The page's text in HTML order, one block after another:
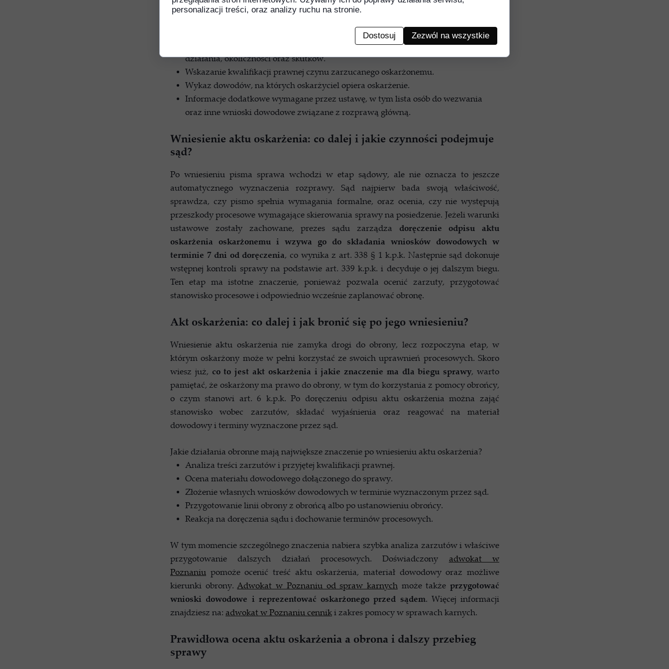
Jakie elementy powinny znaleźć się w takim piśmie?
Dane oskarżonego pozwalające na jego identyfikację.
Dokładny opis zarzucanego czynu ze wskazaniem czasu, miejsca, sposobu
działania, okoliczności oraz skutków.
Wskazanie kwalifikacji prawnej czynu zarzucanego oskarżonemu.
Wykaz dowodów, na których oskarżyciel opiera oskarżenie.
Informacje dodatkowe wymagane przez ustawę, w tym lista osób do wezwania
oraz inne wnioski dowodowe związane z rozprawą główną.
Wniesienie aktu oskarżenia: co dalej i jakie czynności podejmuje
sąd?
Po wniesieniu pisma sprawa wchodzi w etap sądowy, ale nie oznacza to jeszcze
automatycznego wyznaczenia rozprawy. Sąd najpierw bada swoją właściwość,
sprawdza, czy pismo spełnia wymagania formalne, oraz ocenia, czy nie występują
przeszkody procesowe wymagające skierowania sprawy na posiedzenie. Jeżeli warunki
ustawowe zostały zachowane, prezes sądu zarządza doręczenie odpisu aktu
oskarżenia oskarżonemu i wzywa go do składania wniosków dowodowych w
terminie 7 dni od doręczenia, co wynika z art. 338 § 1 k.p.k. Następnie sąd dokonuje
wstępnej kontroli sprawy na podstawie art. 339 k.p.k. i decyduje o jej dalszym biegu.
Ten etap ma istotne znaczenie, ponieważ pozwala ocenić zarzuty, przygotować
stanowisko procesowe i odpowiednio wcześnie zaplanować obronę.
Akt oskarżenia: co dalej i jak bronić się po jego wniesieniu?
Wniesienie aktu oskarżenia nie zamyka drogi do obrony, lecz rozpoczyna etap, w
którym oskarżony może w pełni korzystać ze swoich uprawnień procesowych. Skoro
wiesz już, co to jest akt oskarżenia i jakie znaczenie ma dla biegu sprawy, warto
pamiętać, że oskarżony ma prawo do obrony, w tym do korzystania z pomocy obrońcy,
o czym stanowi art. 6 k.p.k. Po doręczeniu odpisu aktu oskarżenia można zająć
stanowisko wobec zarzutów, składać wyjaśnienia oraz reagować na materiał
dowodowy i terminy wyznaczone przez sąd.
Jakie działania obronne mają największe znaczenie po wniesieniu aktu oskarżenia?
Analiza treści zarzutów i przyjętej kwalifikacji prawnej.
Ocena materiału dowodowego dołączonego do sprawy.
Złożenie własnych wniosków dowodowych w terminie wyznaczonym przez sąd.
Przygotowanie linii obrony z obrońcą albo po ustanowieniu obrońcy.
Reakcja na doręczenia sądu i dochowanie terminów procesowych.
W tym momencie szczególnego znaczenia nabiera szybka analiza zarzutów i właściwe
przygotowanie dalszych działań procesowych. Doświadczony adwokat w
Poznaniu pomoże ocenić treść aktu oskarżenia, materiał dowodowy oraz możliwe
kierunki obrony.Adwokat w Poznaniu od spraw karnychmoże takżeprzygotować
wnioski dowodowe i reprezentować oskarżonego przed sądem. Więcej informacji
znajdziesz na: adwokat w Poznaniu cenniki zakres pomocy w sprawach karnych.
Prawidłowa ocena aktu oskarżenia a obrona i dalszy przebieg
sprawy
personalizacji treści, oraz analizy ruchu na stronie.
Dostosuj Zezwól na wszystkie